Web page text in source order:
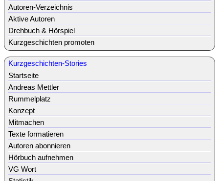
Autoren-Verzeichnis
Aktive Autoren
Drehbuch & Hörspiel
Kurzgeschichten promoten
Kurzgeschichten-Stories
Startseite
Andreas Mettler
Rummelplatz
Konzept
Mitmachen
Texte formatieren
Autoren abonnieren
Hörbuch aufnehmen
VG Wort